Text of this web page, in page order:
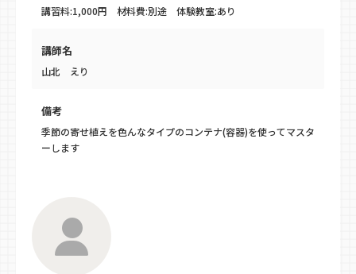
講習料:1,000円 材料費:別途 体験教室:あり
講師名
山北 えり
備考
季節の寄せ植えを色んなタイプのコンテナ(容器)を使ってマスタ
ーします